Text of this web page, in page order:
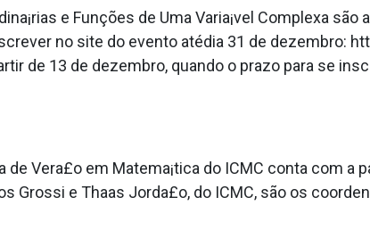
e Funções de Uma Varia¡vel Complexa
no site do evento atédia 31 de dezembro:
de 13 de dezembro, quando o prazo para se
Vera£o em Matema¡tica do ICMC conta com a
Grossi e Thaa­s Jorda£o, do ICMC, são os